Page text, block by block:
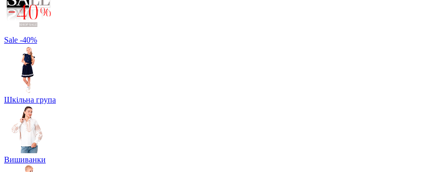
Sale -40%
Шкільна група
Вишиванки